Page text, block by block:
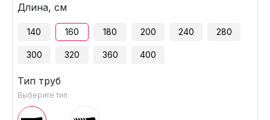
Длина, см
140 160 180 200 240 280
300 320 360 400
Тип труб
Выберите тип